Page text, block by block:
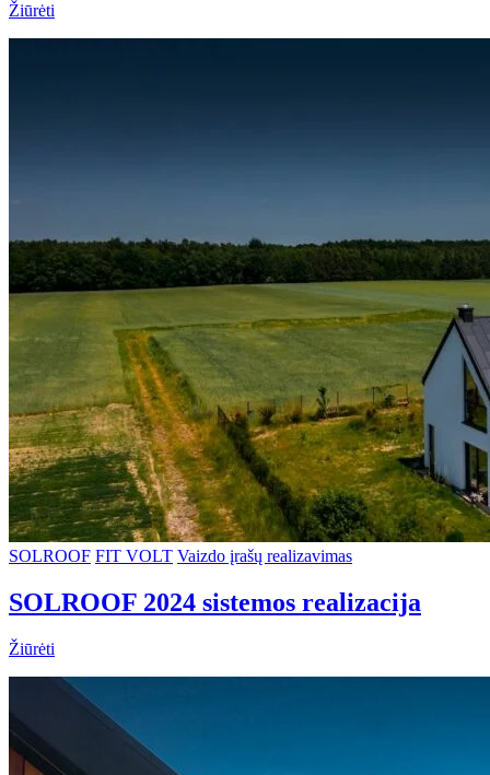
Žiūrėti
SOLROOF FIT VOLT Vaizdo įrašų realizavimas
SOLROOF 2024 sistemos realizacija
Žiūrėti